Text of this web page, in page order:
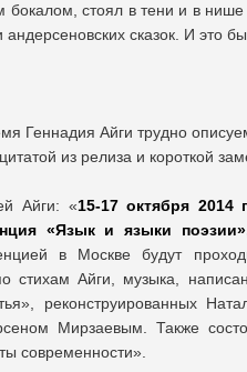
стоял в тени и в
сказок. И это
Геннадия Айги трудно
из релиза и короткой
Айги: «15-17 октября 2014
«Язык и языки
в Москве будут
стихам Айги, музыка,
реконструированных
Мирзаевым. Также
современности».